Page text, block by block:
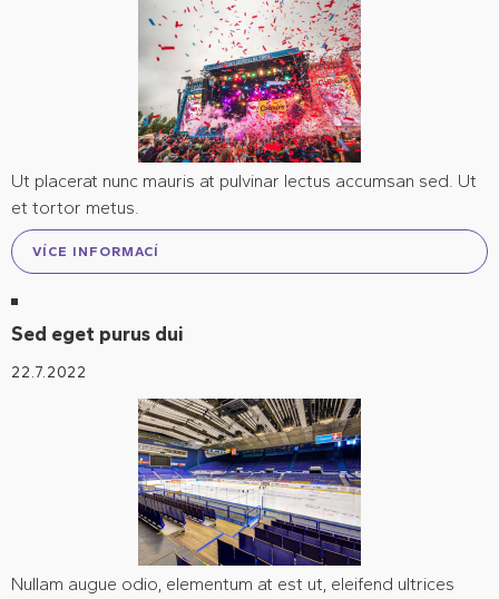
Ut placerat nunc mauris at pulvinar lectus accumsan sed. Ut
et tortor metus.
VÍCE INFORMACÍ
Sed eget purus dui
22.7.2022
Nullam augue odio, elementum at est ut, eleifend ultrices